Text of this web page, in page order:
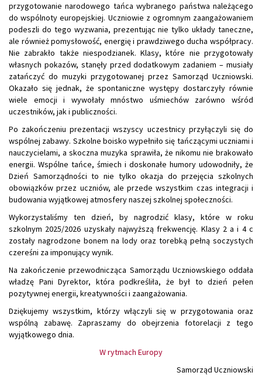
przygotowanie narodowego tańca wybranego państwa należącego
do wspólnoty europejskiej. Uczniowie z ogromnym zaangażowaniem
podeszli do tego wyzwania, prezentując nie tylko układy taneczne,
ale również pomysłowość, energię i prawdziwego ducha współpracy.
Nie zabrakło także niespodzianek. Klasy, które nie przygotowały
własnych pokazów, stanęły przed dodatkowym zadaniem – musiały
zatańczyć do muzyki przygotowanej przez Samorząd Uczniowski.
Okazało się jednak, że spontaniczne występy dostarczyły równie
wiele emocji i wywołały mnóstwo uśmiechów zarówno wśród
uczestników, jak i publiczności.
Po zakończeniu prezentacji wszyscy uczestnicy przyłączyli się do
wspólnej zabawy. Szkolne boisko wypełniło się tańczącymi uczniami i
nauczycielami, a skoczna muzyka sprawiła, że nikomu nie brakowało
energii. Wspólne tańce, śmiech i doskonałe humory udowodniły, że
Dzień Samorządności to nie tylko okazja do przejęcia szkolnych
obowiązków przez uczniów, ale przede wszystkim czas integracji i
budowania wyjątkowej atmosfery naszej szkolnej społeczności.
Wykorzystaliśmy ten dzień, by nagrodzić klasy, które w roku
szkolnym 2025/2026 uzyskały najwyższą frekwencję. Klasy 2 a i 4 c
zostały nagrodzone bonem na lody oraz torebką pełną soczystych
czereśni za imponujący wynik.
Na zakończenie przewodnicząca Samorządu Uczniowskiego oddała
władzę Pani Dyrektor, która podkreśliła, że był to dzień pełen
pozytywnej energii, kreatywności i zaangażowania.
Dziękujemy wszystkim, którzy włączyli się w przygotowania oraz
wspólną zabawę. Zapraszamy do obejrzenia fotorelacji z tego
wyjątkowego dnia.
W rytmach Europy
Samorząd Uczniowski